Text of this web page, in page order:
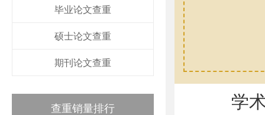
毕业论文查重
硕士论文查重
期刊论文查重
查重销量排行 学